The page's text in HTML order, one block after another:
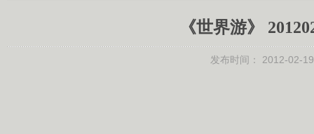
《世界游》
发布时间： 2012-02-